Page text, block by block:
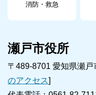
消防・救急
瀬戸市役所
〒489-8701 愛知県瀬
のアクセス]